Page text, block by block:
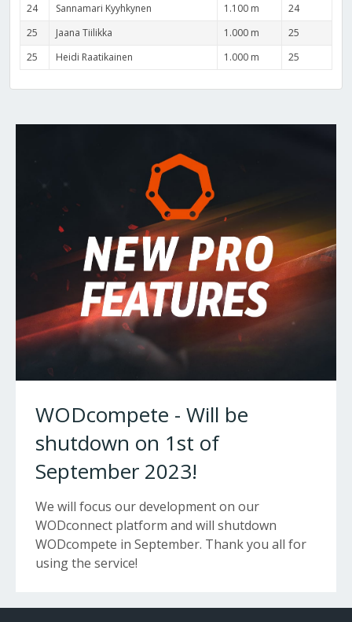
24
Sannamari Kyyhkynen 1.100 m
24
25
Jaana Tiilikka 1.000 m
25
25
Heidi Raatikainen 1.000 m 25
WODcompete - Will be
shutdown on 1st of
September 2023!
We will focus our development on our
WODconnect platform and will shutdown
WODcompete in September. Thank you all for
using the service!